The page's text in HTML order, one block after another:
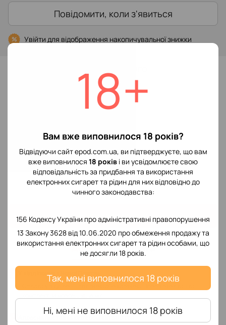
18+
Вам вже виповнилося 18 років?
Відвідуючи сайт epod.com.ua, ви підтверджуєте, що вам
вже виповнилося 18 років і ви усвідомлюєте свою
відповідальність за придбання та використання
електронних сигарет та рідин для них відповідно до
чинного законодавства:
156 Кодексу України про адміністративні правопорушення
13 Закону 3628 від 10.06.2020 про обмеження продажу та
використання електронних сигарет та рідин особами, що
не досягли 18 років.
Так, мені виповнилося 18 років
Ні, мені не виповнилося 18 років
Повідомити, коли з'явиться
% Увійти для відображення накопичувальної знижки
Додайте перший відгук
Написати відгук
Доставка Оплата
У відділення «Нової Пошти»
Оплата у відділенні готівкою або карткою. Перевірте стан та
Адресна доставка кур'єром від 500 грн